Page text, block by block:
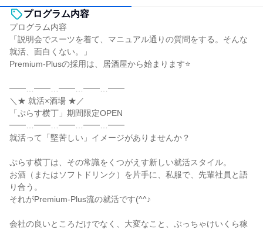
プログラム内容
プログラム内容
「説明会でスーツを着て、マニュアル通りの質問をする。そんな
就活、面白くない。」
Premium-Plusの採用は、居酒屋から始まります⭐
━━…━━…━━…━━…━━
＼★ 就活×酒場 ★／
「ぷらす横丁」期間限定OPEN
━━…━━…━━…━━…━━
就活って「堅苦しい」イメージがありませんか？
ぷらす横丁は、その常識をくつがえす新しい就活スタイル。
お酒（またはソフトドリンク）を片手に、私服で、先輩社員と語
り合う。
それがPremium-Plus流の就活です(^^♪
会社の良いところだけでなく、大変なこと、ぶっちゃけいくら稼